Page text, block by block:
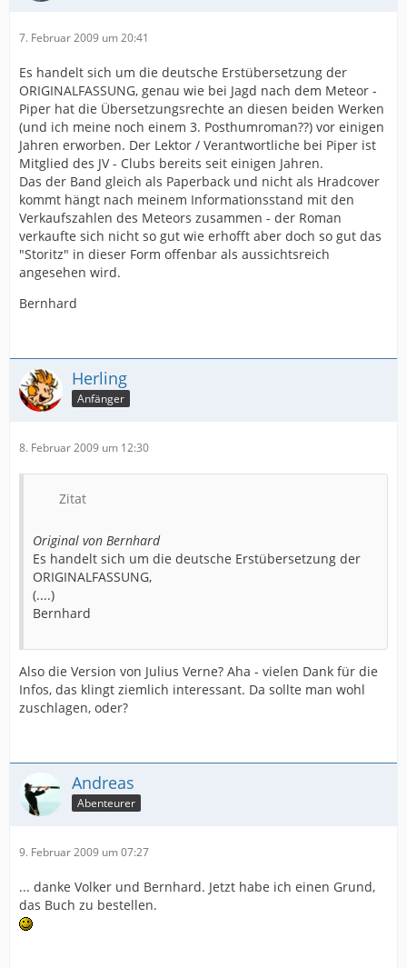
7. Februar 2009 um 20:41
Es handelt sich um die deutsche Erstübersetzung der
ORIGINALFASSUNG, genau wie bei Jagd nach dem Meteor -
Piper hat die Übersetzungsrechte an diesen beiden Werken
(und ich meine noch einem 3. Posthumroman??) vor einigen
Jahren erworben. Der Lektor / Verantwortliche bei Piper ist
Mitglied des JV - Clubs bereits seit einigen Jahren.
Das der Band gleich als Paperback und nicht als Hradcover
kommt hängt nach meinem Informationsstand mit den
Verkaufszahlen des Meteors zusammen - der Roman
verkaufte sich nicht so gut wie erhofft aber doch so gut das
"Storitz" in dieser Form offenbar als aussichtsreich
angesehen wird.
Bernhard
Herling
Anfänger
8. Februar 2009 um 12:30
Zitat
Original von Bernhard
Es handelt sich um die deutsche Erstübersetzung der
ORIGINALFASSUNG,
(....)
Bernhard
Also die Version von Julius Verne? Aha - vielen Dank für die
Infos, das klingt ziemlich interessant. Da sollte man wohl
zuschlagen, oder?
Andreas
Abenteurer
9. Februar 2009 um 07:27
... danke Volker und Bernhard. Jetzt habe ich einen Grund,
das Buch zu bestellen.